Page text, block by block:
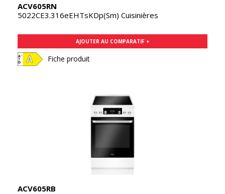
ACV605RN
5022CE3.316eEHTsKDp(Sm) Cuisinières
AJOUTER AU COMPARATIF +
Fiche produit
ACV605RB